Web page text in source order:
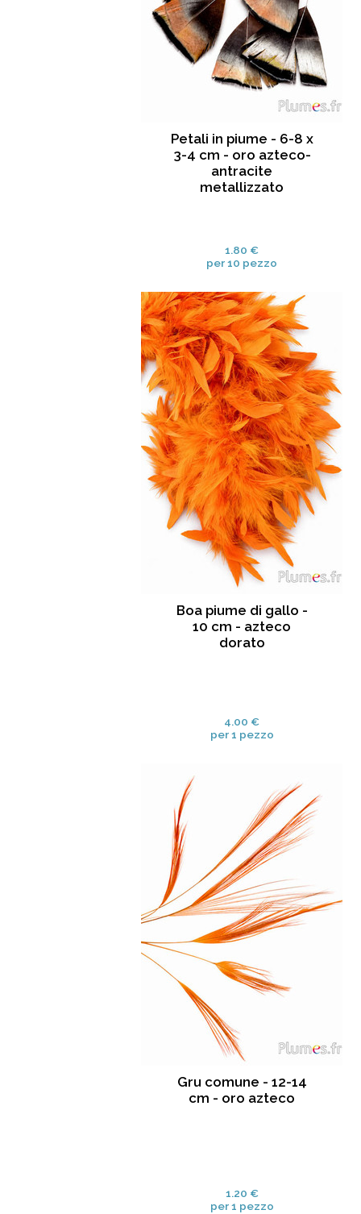
Petali in piume - 6-8 x
3-4 cm - oro azteco-
antracite
metallizzato
1.80 €
per 10 pezzo
Boa piume di gallo -
10 cm - azteco
dorato
4.00 €
per 1 pezzo
Gru comune - 12-14
cm - oro azteco
1.20 €
per 1 pezzo